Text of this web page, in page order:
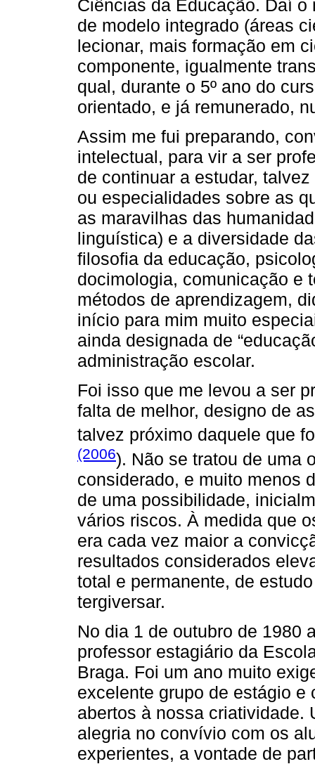
Ciências da Educação. Daí
de modelo integrado (áreas
lecionar, mais formação em
componente, igualmente
qual, durante o 5º ano do
orientado, e já remunerado,
Assim me fui preparando,
intelectual, para vir a ser
de continuar a estudar,
ou especialidades sobre as
as maravilhas das
linguística) e a diversidade
filosofia da educação,
docimologia, comunicação e
métodos de aprendizagem,
início para mim muito
ainda designada de
administração escolar.
Foi isso que me levou a ser
falta de melhor, designo de
talvez próximo daquele que
(2006). Não se tratou de uma
considerado, e muito menos
de uma possibilidade,
vários riscos. À medida que
era cada vez maior a
resultados considerados
total e permanente, de
tergiversar.
No dia 1 de outubro de 1980
professor estagiário da
Braga. Foi um ano muito
excelente grupo de estágio e
abertos à nossa criatividade.
alegria no convívio com os
experientes, a vontade de